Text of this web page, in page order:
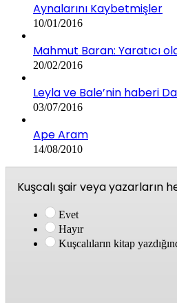
Aynalarını Kaybetmişler
10/01/2016
Mahmut Baran: Yaratıcı
20/02/2016
Leyla ve Bale’nin haberi
03/07/2016
Ape Aram
14/08/2010
Kuşcalı şair veya yazarların
Evet
Hayır
Kuşcalıların kitap